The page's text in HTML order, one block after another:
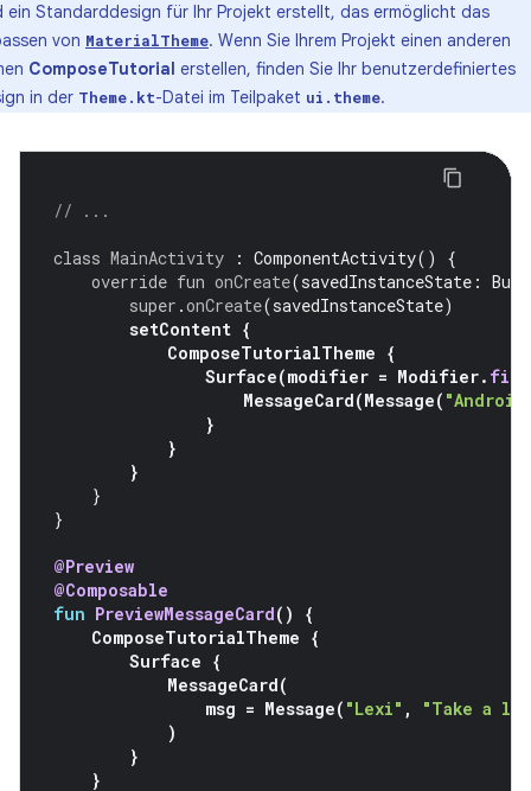
ein Standarddesign für Ihr Projekt erstellt, das ermöglicht das
von MaterialTheme. Wenn Sie Ihrem Projekt einen anderen
ComposeTutorial erstellen, finden Sie Ihr benutzerdefiniertes
in der Theme.kt-Datei im Teilpaket ui.theme.
// ...
class MainActivity : ComponentActivity()
{
override fun onCreate(savedInstanceState :
super .onCreate(savedInstanceState)
setContent {
ComposeTutorialTheme {
Surface(modifier = Modifier.
MessageCard(Message(
}
}
}
}
}
@Preview
@Composable
fun PreviewMessageCard()
{
ComposeTutorialTheme {
Surface {
MessageCard(
msg = Message( "Lexi" ,
"Take a
)
}
}